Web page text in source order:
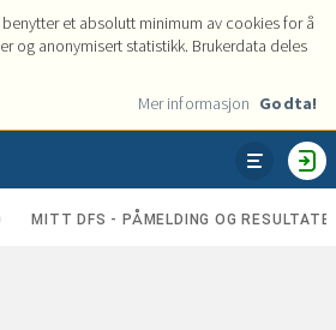
et absolutt minimum av cookies for å
og anonymisert statistikk. Brukerdata deles
Mer informasjon Godta!
VIS
ENHETER
MITT DFS - PÅMELDING OG